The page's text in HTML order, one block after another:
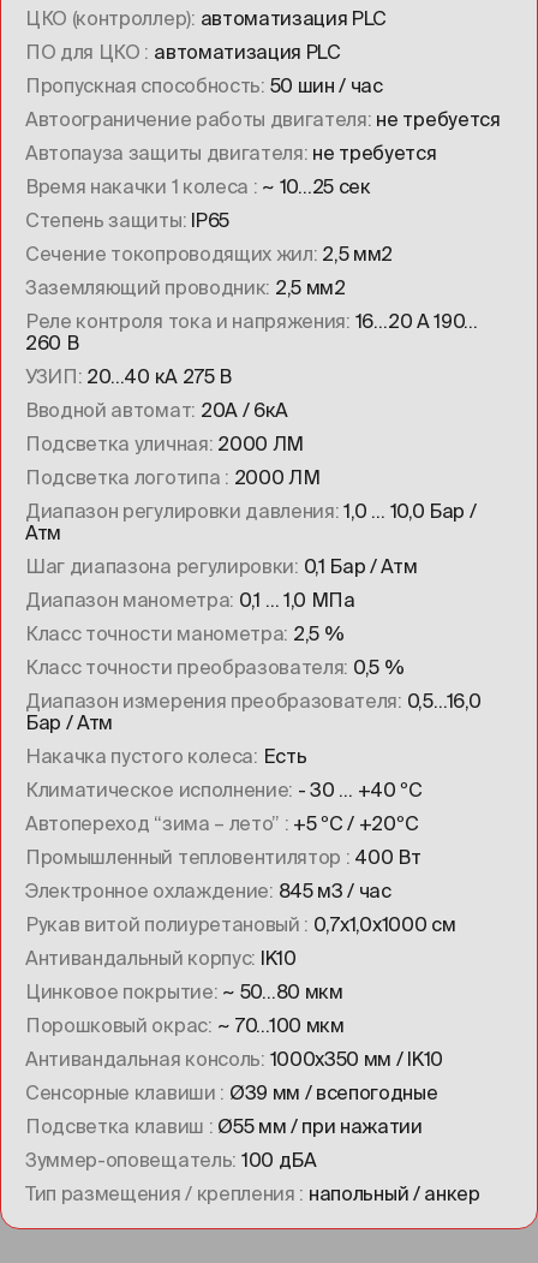
ЦКО (контроллер) автоматизация PLC
ПО для ЦКО
автоматизация PLC
Пропускная способность 50 шин / час
Автоограничение работы двигателя не требуется
Автопауза защиты двигателя не требуется
Время накачки 1 колеса
~ 10…25 сек
Степень защиты IP65
Сечение токопроводящих жил 2,5 мм2
Заземляющий проводник 2,5 мм2
Реле контроля тока и напряжения 16…20 А 190…
260 В
УЗИП 20…40 кА 275 В
Вводной автомат 20А / 6кА
Подсветка уличная 2000 ЛМ
Подсветка логотипа
2000 ЛМ
Диапазон регулировки давления 1,0 … 10,0 Бар /
Атм
Шаг диапазона регулировки 0,1 Бар / Атм
Диапазон манометра 0,1 … 1,0 МПа
Класс точности манометра 2,5 %
Класс точности преобразователя 0,5 %
Диапазон измерения преобразователя 0,5…16,0
Бар / Атм
Накачка пустого колеса
Есть
Климатическое исполнение - 30 … +40 ºC
Автопереход “зима – лето”
+5 ºC / +20ºC
Промышленный тепловентилятор
400 Вт
Электронное охлаждение 845 м3 / час
Рукав витой полиуретановый
0,7х1,0х1000 см
Антивандальный корпус IK10
Цинковое покрытие ~ 50…80 мкм
Порошковый окрас ~ 70…100 мкм
Антивандальная консоль 1000х350 мм / IK10
Сенсорные клавиши
Ø39 мм / всепогодные
Подсветка клавиш
Ø55 мм / при нажатии
Зуммер-оповещатель 100 дБА
Тип размещения / крепления
напольный / анкер